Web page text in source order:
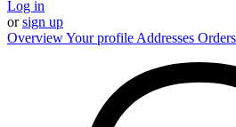
Log in
orsign up
OverviewYour profile Addresses Orders